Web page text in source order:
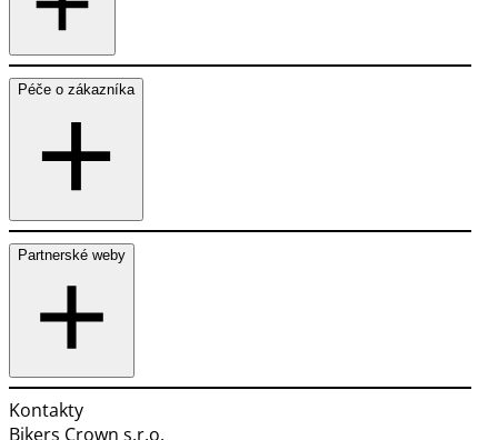
Péče o zákazníka
Partnerské weby
Kontakty
Bikers Crown s.r.o.